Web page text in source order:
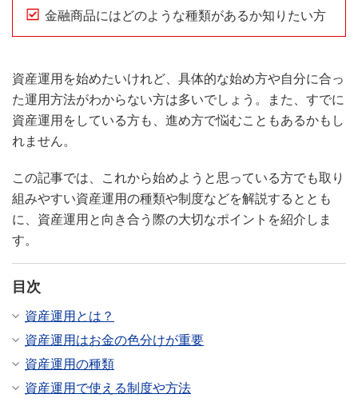
金融商品にはどのような種類があるか知りたい方
資産運用を始めたいけれど、具体的な始め方や自分に合っ
た運用方法がわからない方は多いでしょう。また、すでに
資産運用をしている方も、進め方で悩むこともあるかもし
れません。
この記事では、これから始めようと思っている方でも取り
組みやすい資産運用の種類や制度などを解説するととも
に、資産運用と向き合う際の大切なポイントを紹介しま
す。
目次
資産運用とは？
資産運用はお金の色分けが重要
資産運用の種類
資産運用で使える制度や方法